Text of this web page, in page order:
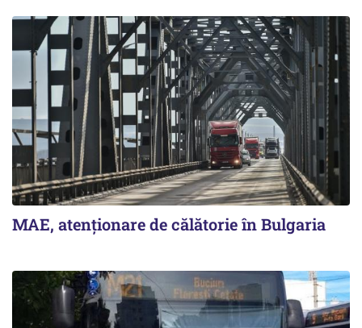
MAE, atenționare de călătorie în Bulgaria